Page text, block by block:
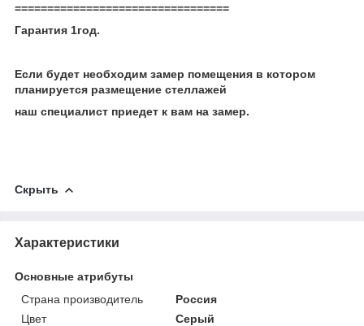
=================================
Гарантия 1год.
Если будет необходим замер помещения в котором
планируется размещение стеллажей
наш специалист приедет к вам на замер.
Скрыть
Характеристики
Основные атрибуты
Страна производитель
Россия
Цвет
Серый